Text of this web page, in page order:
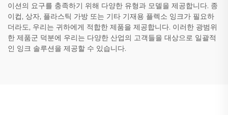
이션의 요구를 충족하기 위해 다양한 유형과 모델을 제공합니다. 종
이컵, 상자, 플라스틱 가방 또는 기타 기재용 플렉소 잉크가 필요하
더라도, 우리는 귀하에게 적합한 제품을 제공합니다. 이러한 광범위
한 제품군 덕분에 우리는 다양한 산업의 고객들을 대상으로 일괄적
인 잉크 솔루션을 제공할 수 있습니다.